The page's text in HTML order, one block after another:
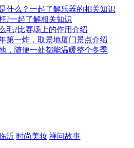
什么？一起了解乐器的相关知识
?一起了解相关知识
毛?比赛场上的作用介绍
第一炸，取景地厦门景点介绍
，随便一处都能温暖整个冬季
沂 时尚美妆 禅问故事